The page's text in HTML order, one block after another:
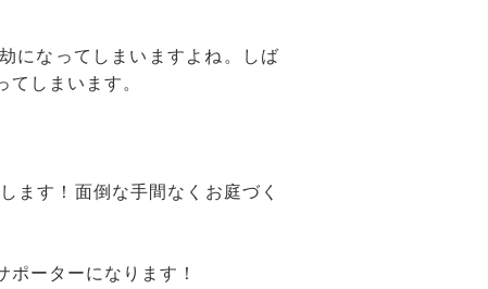
になってしまいますよね。しば
しまいます。
ます！面倒な手間なくお庭づく
ーターになります！